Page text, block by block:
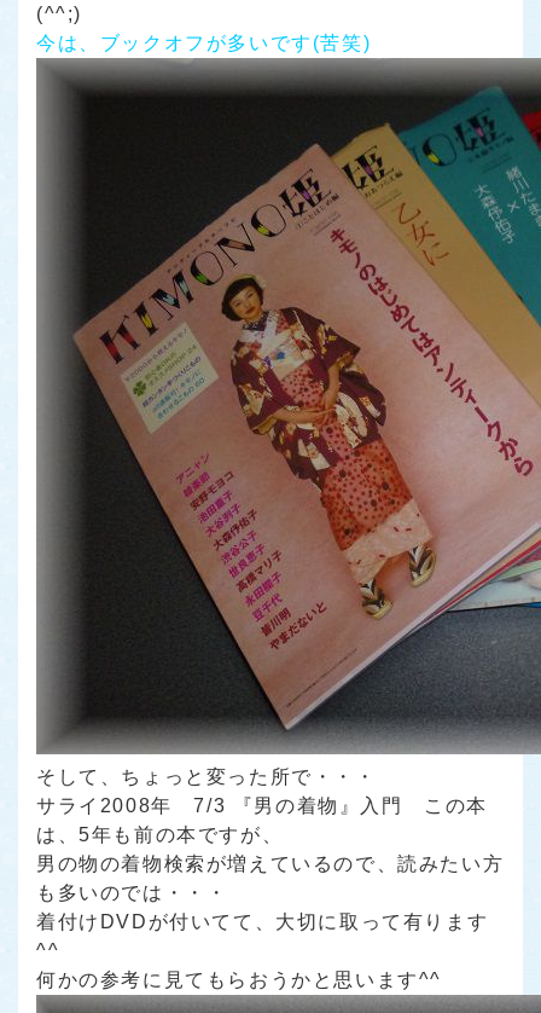
(^^;)
今は、ブックオフが多いです(苦笑)
そして、ちょっと変った所で・・・
サライ2008年 7/3 『男の着物』入門
この本
は、5年も前の本ですが、
男の物の着物検索が増えているので、読みたい方
も多いのでは・・・
着付けDVDが付いてて、大切に取って有ります
^^
何かの参考に見てもらおうかと思います^^